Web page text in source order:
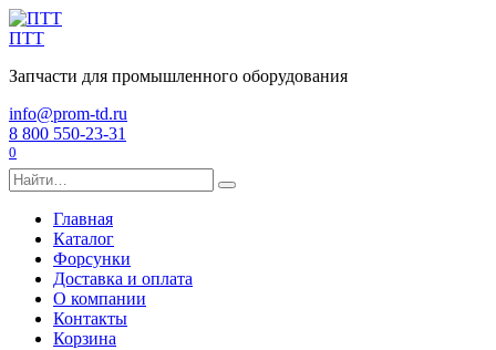
Перейти
к
ПТТ
Запчасти для промышленного оборудования
info@prom-td.ru
8 800 550-23-31
0
Search
for:
Главная
Каталог
Форсунки
Доставка и оплата
О компании
Контакты
Корзина